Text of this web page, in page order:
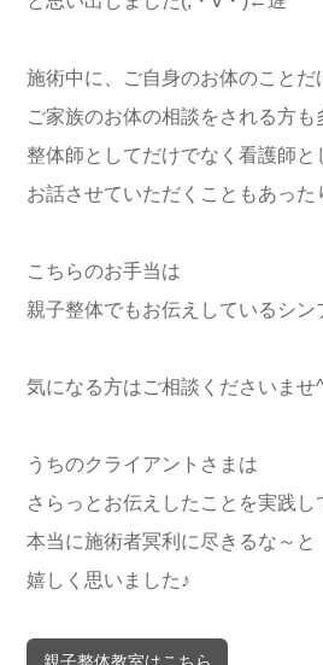
施術中に、ご自身のお体のことだ
ご家族のお体の相談をされる方も
整体師としてだけでなく看護師と
お話させていただくこともあった
こちらのお手当は
親子整体でもお伝えしているシン
気になる方はご相談くださいませ
うちのクライアントさまは
さらっとお伝えしたことを実践し
本当に施術者冥利に尽きるな～と
嬉しく思いました♪